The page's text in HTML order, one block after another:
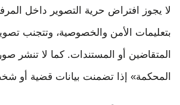
لا يجوز افتراض حرية التصوير داخل
بتعليمات الأمن والخصوصية، وتتجنب
المتقاضين أو المستندات. كما لا تنشر
المحكمة» إذا تضمنت بيانات قضية أو